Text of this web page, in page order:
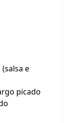
e
picado